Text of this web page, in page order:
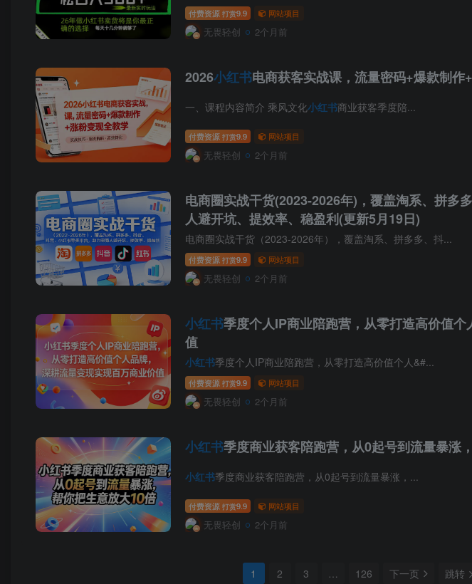
付费资源 打赏9.9 网站项目
无畏轻创 2个月前
2026小红书电商获客实战课，流量密码+爆款制作
一、课程内容简介 乘风文化小红书商业获客季度陪...
付费资源 打赏9.9 网站项目
无畏轻创 2个月前
电商圈实战干货(2023-2026年)，覆盖淘系、拼多多
人避开坑、提效率、稳盈利(更新5月19日)
电商圈实战干货（2023-2026年），覆盖淘系、拼多多、抖...
付费资源 打赏9.9 网站项目
无畏轻创 2个月前
小红书季度个人IP商业陪跑营，从零打造高价值
值
小红书季度个人IP商业陪跑营，从零打造高价值个人&#...
付费资源 打赏9.9 网站项目
无畏轻创 2个月前
小红书季度商业获客陪跑营，从0起号到流量暴涨
小红书季度商业获客陪跑营，从0起号到流量暴涨，...
付费资源 打赏9.9 网站项目
无畏轻创 2个月前
1 2 3 … 126 下一页 跳转